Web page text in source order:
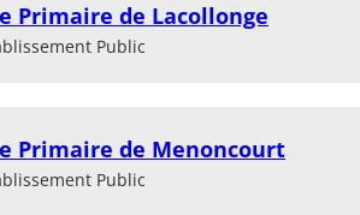
Primaire de Lacollonge
Public
Primaire de Menoncourt
Public